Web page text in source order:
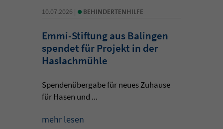
10.07.2026 | • BEHINDERTENHILFE
Emmi-Stiftung aus Balingen
spendet für Projekt in der
Haslachmühle
Spendenübergabe für neues Zuhause
für Hasen und ...
mehr lesen